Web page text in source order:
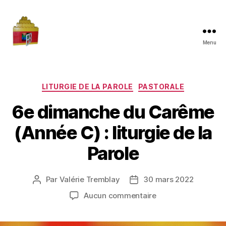
Menu
Catégories
LITURGIE DE LA PAROLE PASTORALE
6e dimanche du Carême
(Année C) : liturgie de la
Parole
Auteur
Par Valérie Tremblay
Date30 mars 2022
Aucun commentairesur